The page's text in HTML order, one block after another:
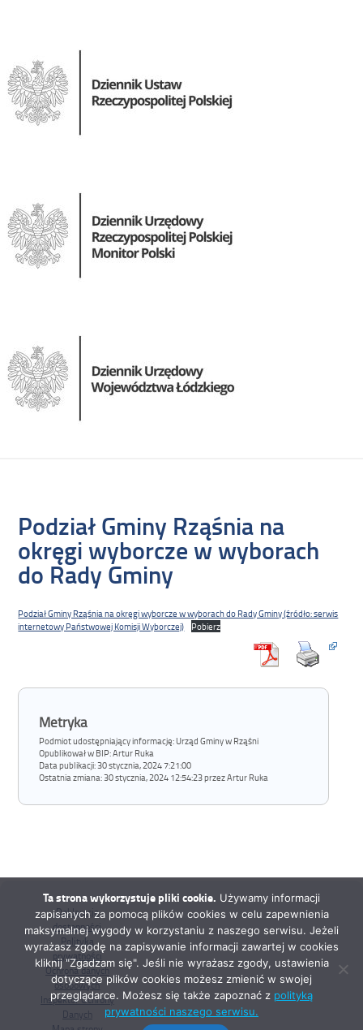
Podział Gminy Rząśnia na
okręgi wyborcze w wyborach
do Rady Gminy
Podział Gminy Rząśnia na okręgi wyborcze w wyborach do Rady Gminy (źródło: serwis
internetowy Państwowej Komisji Wyborczej)
Pobierz
Metryka
Podmiot udostępniający informację: Urząd Gminy w Rząśni
Opublikował w BIP:Artur Ruka
Data publikacji:30 stycznia, 2024 7:21:00
Ostatnia zmiana:30 stycznia, 2024 12:54:23 przez Artur Ruka
Deklaracja
dostępności
Polityka
prywatności
Ochrona danych
osobowych
Inspektor Ochrony
Danych
Ta strona wykorzystuje pliki cookie. Używamy informacji
zapisanych za pomocą plików cookies w celu zapewnienia
maksymalnej wygody w korzystaniu z naszego serwisu. Jeżeli
wyrażasz zgodę na zapisywanie informacji zawartej w cookies
kliknij "Zgadzam się". Jeśli nie wyrażasz zgody, ustawienia
dotyczące plików cookies możesz zmienić w swojej
przeglądarce. Możesz się także zapoznać z polityką
prywatności naszego serwisu.